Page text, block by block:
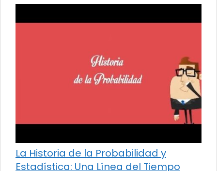
La Historia de la Probabilidad y
Estadística: Una Línea del Tiempo